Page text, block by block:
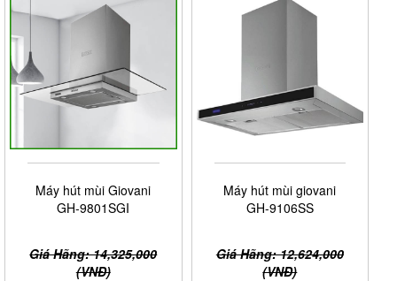
Máy hút mùi Giovani
GH-9801SGI
Giá Hãng: 14,325,000
(VNĐ)
Máy hút mùi giovani
GH-9106SS
Giá Hãng: 12,624,000
(VNĐ)